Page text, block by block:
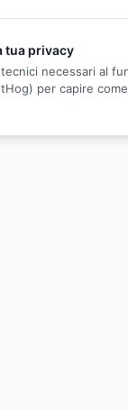
tua privacy
necessari al
per capire